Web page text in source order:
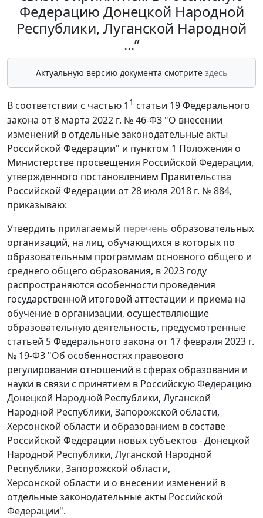
Федерацию Донецкой Народной
Республики, Луганской Народной
...”
Актуальную версию документа смотрите здесь
В соответствии с частью 1 1 статьи 19 Федерального
закона от 8 марта 2022 г. № 46-ФЗ "О внесении
изменений в отдельные законодательные акты
Российской Федерации" и пунктом 1 Положения о
Министерстве просвещения Российской Федерации,
утвержденного постановлением Правительства
Российской Федерации от 28 июля 2018 г. № 884,
приказываю:
Утвердить прилагаемый перечень образовательных
организаций, на лиц, обучающихся в которых по
образовательным программам основного общего и
среднего общего образования, в 2023 году
распространяются особенности проведения
государственной итоговой аттестации и приема на
обучение в организации, осуществляющие
образовательную деятельность, предусмотренные
статьей 5 Федерального закона от 17 февраля 2023 г.
№ 19-ФЗ "Об особенностях правового
регулирования отношений в сферах образования и
науки в связи с принятием в Российскую Федерацию
Донецкой Народной Республики, Луганской
Народной Республики, Запорожской области,
Херсонской области и образованием в составе
Российской Федерации новых субъектов - Донецкой
Народной Республики, Луганской Народной
Республики, Запорожской области,
Херсонской области и о внесении изменений в
отдельные законодательные акты Российской
Федерации".